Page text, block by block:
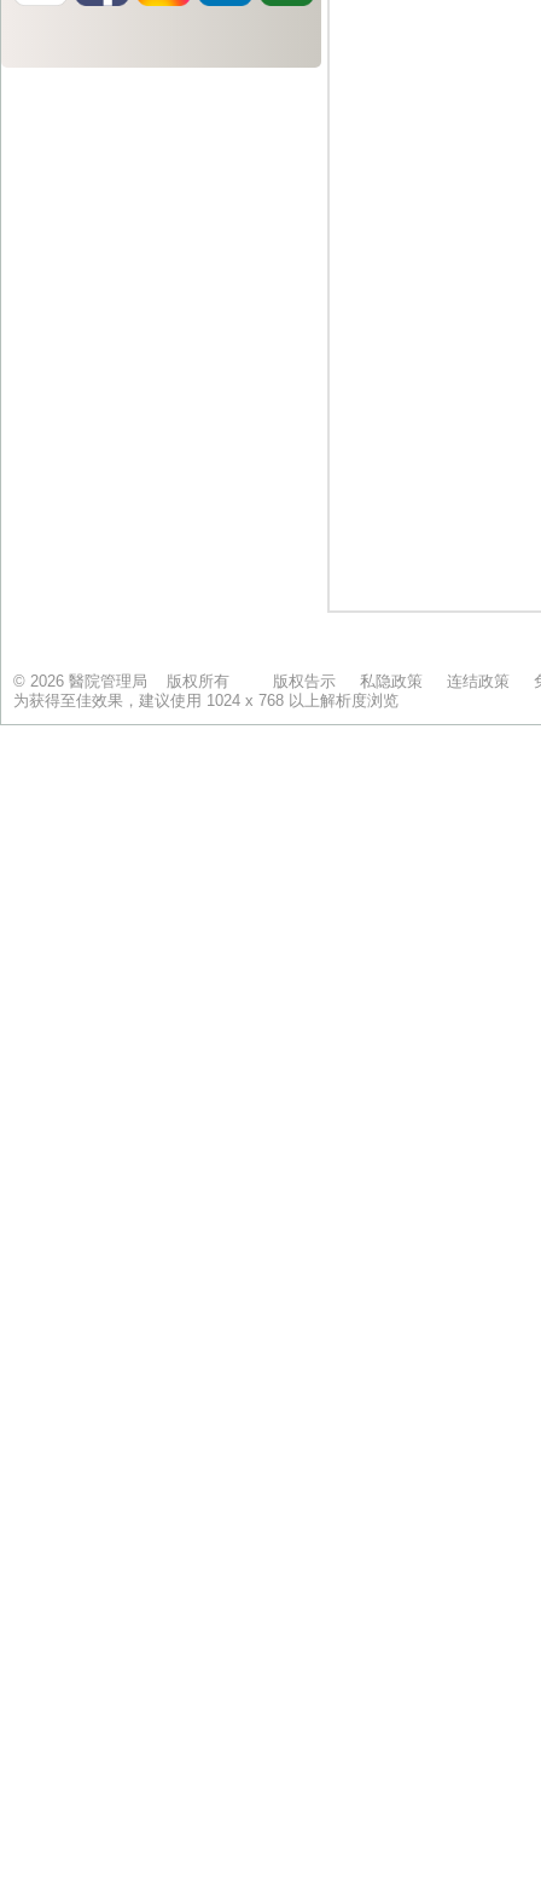
© 2026 醫院管理局 版权所有 版权告示 私隐政策 连结政策
为获得至佳效果，建议使用 1024 x 768 以上解析度浏览